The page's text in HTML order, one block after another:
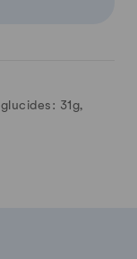
31 g,